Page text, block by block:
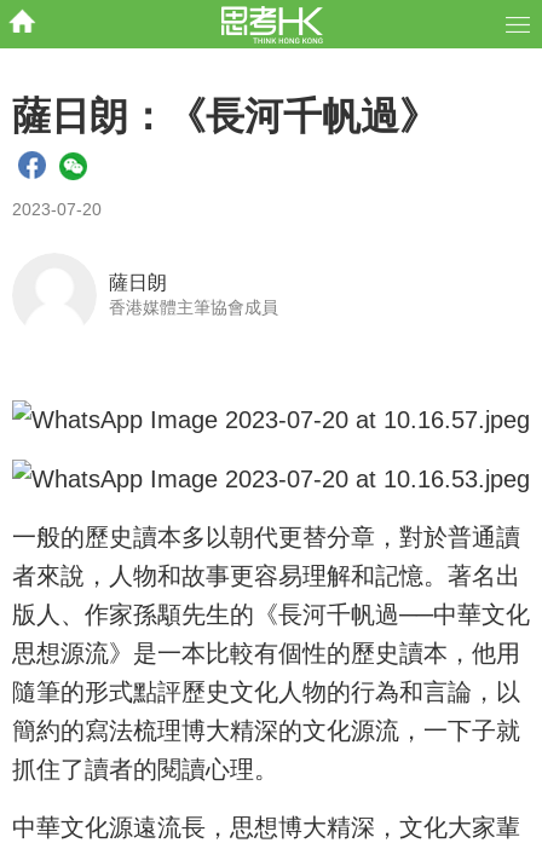
薩日朗：《長河千帆過》
2023-07-20
薩日朗
香港媒體主筆協會成員
一般的歷史讀本多以朝代更替分章，對於普通讀
者來說，人物和故事更容易理解和記憶。著名出
版人、作家孫顒先生的《長河千帆過──中華文化
思想源流》是一本比較有個性的歷史讀本，他用
隨筆的形式點評歷史文化人物的行為和言論，以
簡約的寫法梳理博大精深的文化源流，一下子就
抓住了讀者的閱讀心理。
中華文化源遠流長，思想博大精深，文化大家輩